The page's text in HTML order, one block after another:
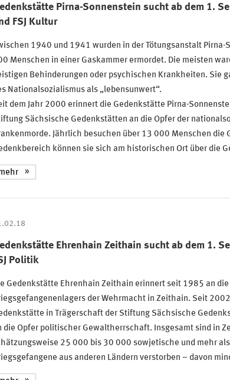
Pirna-Sonnenstein sucht ab dem 1.
FSJ Kultur
1940 und 1941 wurden in der Tötungsanstalt Pirna-
Menschen in einer Gaskammer ermordet. Die meisten
Behinderungen oder psychischen Krankheiten. Sie
Nationalsozialismus als „lebensunwert“.
dem Jahr 2000 erinnert die Gedenkstätte Pirna-
Sächsische Gedenkstätten an die Opfer der
Jährlich besuchen über 13 000 Menschen
können sie sich am historischen Ort über die
Ehrenhain Zeithain sucht ab dem 1.
Politik
Gedenkstätte Ehrenhain Zeithain erinnert seit 1985 an die
der Wehrmacht in Zeithain. Seit
in Trägerschaft der Stiftung Sächsische
die Opfer politischer Gewaltherrschaft. Insgesamt sind in
25 000 bis 30 000 sowjetische und mehr
aus anderen Ländern verstorben – davon